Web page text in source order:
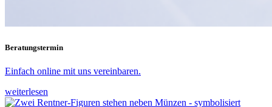
Beratungstermin
Einfach online mit uns vereinbaren.
weiterlesen